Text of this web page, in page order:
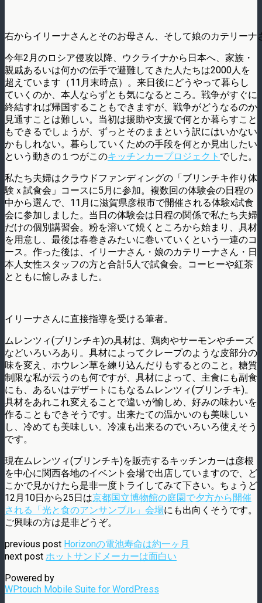
右からイリーナさんとそのお母さん、そして娘のカテリーナ
今年2月のロシア侵攻以降、ウクライナから日本へ、家族・
親戚あるいは何かの伝手で避難してきた人たちは2000人を
超えています（11月末時点）。来日後にどうやって暮らし
ていくのか、本人ならずとも気になるところ。戦争がすぐに
終結すれば帰国することもできますが、戦争がどうなるのか
見通すことは難しい。当初は援助や支援で何とか暮らすこと
もできるでしょうが、ずっとそのままという訳にはいかない
かもしれない。暮らしていくための手段を何とか見出したい
という動きの１つがこのキッチンカープロジェクト でした。
私たち夫婦はクラウドファンディングの「ブリンチキ作り体
験ｘ試食会」コースに5月に参加。複数回の体験会の日程の
中から選んで、11月に滋賀県彦根市で開催される体験x試食
会に参加しました。当日の体験会は日程の関係で私たち夫婦
だけの個別講習会。粉を溶いて焼くところから始まり、具材
を用意し、最後は春巻きみたいに巻いていくという一連のコ
ース。作った後は、イリーナさん・娘のカテリーナさん・日
本人女性スタッフの方と合計5人で試食会。コーヒーや紅茶
とともに愉しみました。
イリーナさんに直接指導を受ける筆者。
ムレンツィ(ブリンチキ)の具材は、鶏肉やサーモンやチーズ
などいろいろあり。具材によってクレープのような皮部分の
味を変え、ホウレン草を練り込んだりもするとのこと。糖質
制限な私が云うのも何ですが、具材によって、主食にも副食
にも、あるいはデザートにもなるムレンツィ(ブリンチキ)。
具材をあれこれ変えることで違いが愉しめ、好みの味わいを
作ることもできそうです。出来たての温かいのも美味しい
し、冷めても美味しい。冷凍も出来るのでいろいろ使えそう
です。
現在ムレンツィ(ブリンチキ)を販売するキッチンカーは彦根
を中心に関西各地のイベント会場で出店していますので、ど
こかで見かけたら是非一度トライしてみて下さい。ちょうど
12月10日から25日は京都国立博物館の庭園で夕方から開催
される「光と食のアンサンブル」会場にも出向くそうです。
ご興味の方は是非どうぞ。
previous post Horizonの電池寿命は約一ヶ月
next post ホットサンドメーカーは面白い
Powered by
WPtouch Mobile Suite for WordPress